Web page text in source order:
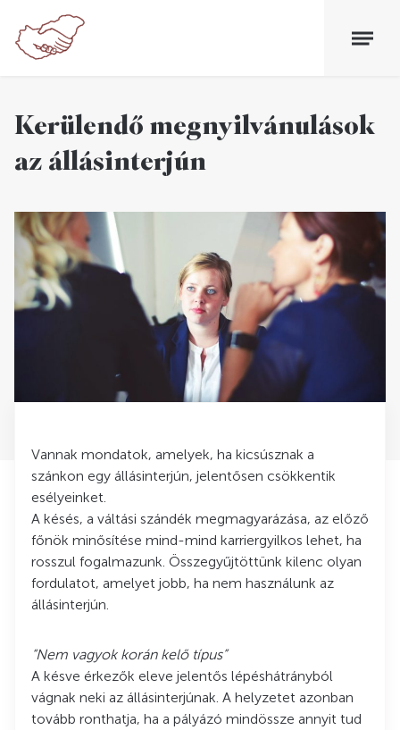
Kerülendő megnyilvánulások
az állásinterjún
Vannak mondatok, amelyek, ha kicsúsznak a
szánkon egy állásinterjún, jelentősen csökkentik
esélyeinket.
A késés, a váltási szándék megmagyarázása, az előző
főnök minősítése mind-mind karriergyilkos lehet, ha
rosszul fogalmazunk. Összegyűjtöttünk kilenc olyan
fordulatot, amelyet jobb, ha nem használunk az
állásinterjún.
“Nem vagyok korán kelő típus”
A késve érkezők eleve jelentős lépéshátrányból
vágnak neki az állásinterjúnak. A helyzetet azonban
tovább ronthatja, ha a pályázó mindössze annyit tud